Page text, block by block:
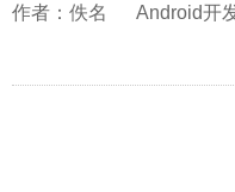
作者：佚名 Android开